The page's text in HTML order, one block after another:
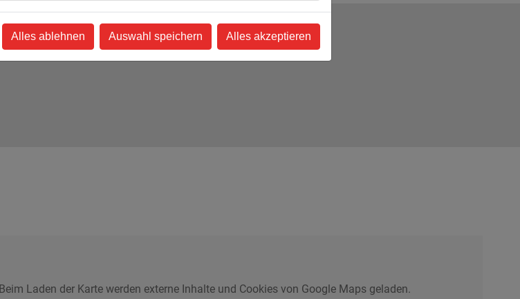
Beim Laden der Karte werden externe Inhalte und Cookies von Google Maps geladen.
Alles ablehnen Auswahl speichern Alles akzeptieren